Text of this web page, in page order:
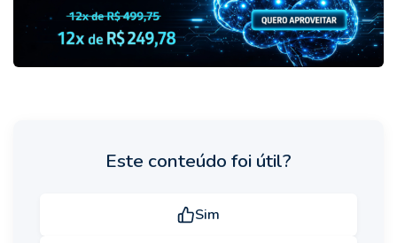
Este conteúdo foi útil?
Sim